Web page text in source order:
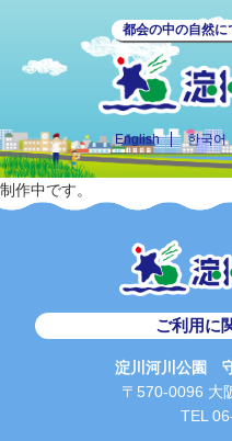
都会の中の自然
English 한국어
制作中です。
ご利用に
淀川河川公園
〒570-0096 大
TEL